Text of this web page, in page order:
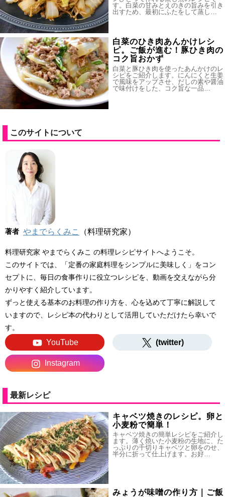
す。白菜の甘みとえのきの旨みを引き
出すため、最初にふたをして蒸し…
白菜のひき肉あんかけレシ
ピ。ご飯が進む！豚ひき肉の
コク旨おかず
白菜と豚ひき肉を使ったあんかけのレ
シピをご紹介します。にんにくと生姜
で風味をアップさせ、だしの素や醤油
で味付けをした、コク旨な一品…
このサイトについて
著者 やまでらくみこ （料理研究家）
料理研究家 やまでらくみこ の料理レシピサイトへようこそ。
このサイトでは、「定番の家庭料理をシンプルに美味しく」をコン
セプトに、毎日の食事作りに役立つレシピを、動画を交えながら分
かりやすく紹介しています。
ずっと使える基本のお料理の作り方を、心を込めて丁寧に解説して
いますので、レシピ本の代わりとして活用していただけたら幸いで
す。
YouTube (twitter)
Instagram
最新レシピ
キャベツ焼きのレシピ。卵と
小麦粉で簡単！
キャベツ焼きの簡単レシピをご紹介し
ます。薄く焼いた小麦粉の生地に、た
っぷりの千切りキャベツと卵をのせ、
半分に折って仕上げます。お好…
みょうが味噌の作り方｜ご飯